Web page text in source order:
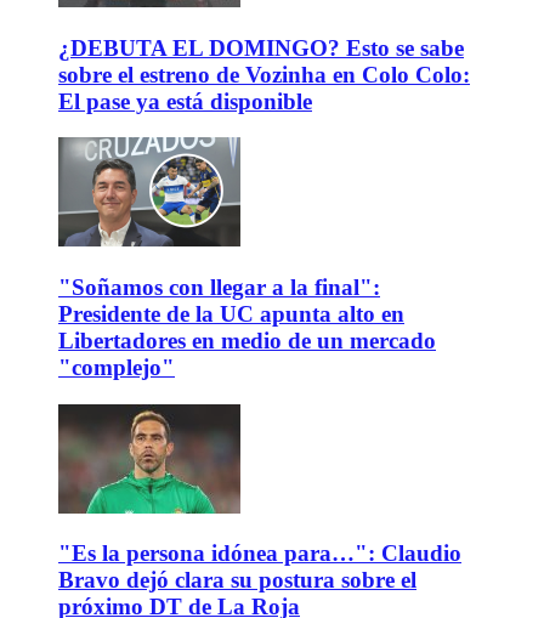
¿DEBUTA EL DOMINGO? Esto se sabe
sobre el estreno de Vozinha en Colo Colo:
El pase ya está disponible
"Soñamos con llegar a la final":
Presidente de la UC apunta alto en
Libertadores en medio de un mercado
"complejo"
"Es la persona idónea para…": Claudio
Bravo dejó clara su postura sobre el
próximo DT de La Roja